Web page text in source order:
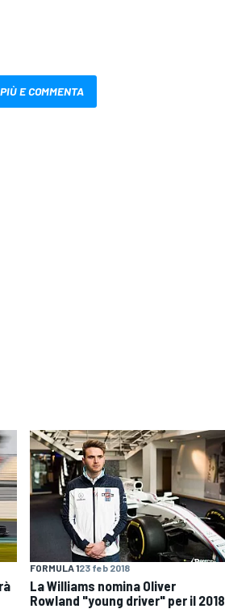
E COMMENTA
FORMULA 123 feb 2018
La Williams nomina Oliver
Rowland "young driver" per il 2018